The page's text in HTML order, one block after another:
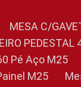
MESA C/
Pé Aço M25
M25